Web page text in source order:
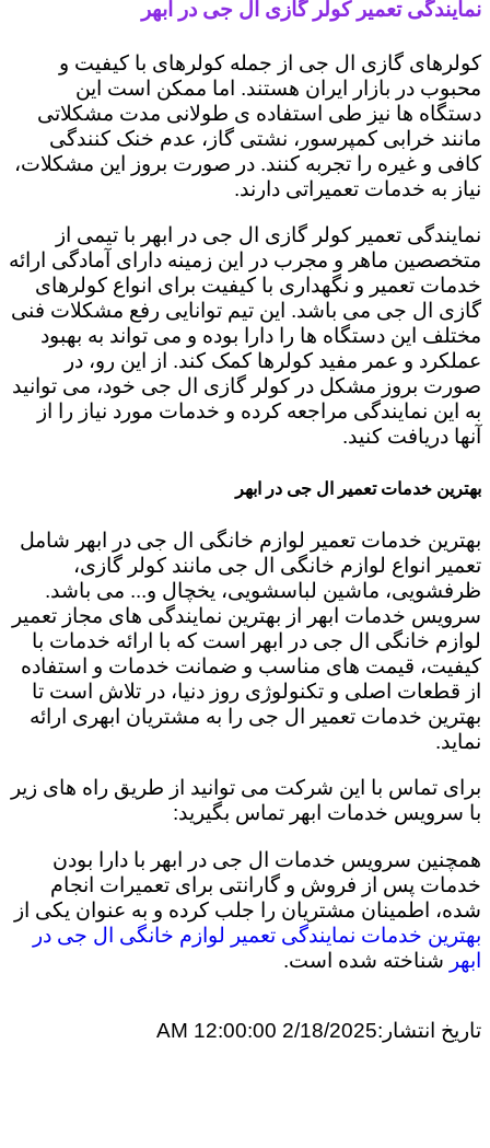
نمایندگی تعمیر کولر گازی ال جی در ابهر
کولرهای گازی ال جی از جمله کولرهای با کیفیت و
محبوب در بازار ایران هستند. اما ممکن است این
دستگاه ها نیز طی استفاده ی طولانی مدت مشکلاتی
مانند خرابی کمپرسور، نشتی گاز، عدم خنک کنندگی
کافی و غیره را تجربه کنند. در صورت بروز این مشکلات،
نیاز به خدمات تعمیراتی دارند.
نمایندگی تعمیر کولر گازی ال جی در ابهر با تیمی از
متخصصین ماهر و مجرب در این زمینه دارای آمادگی ارائه
خدمات تعمیر و نگهداری با کیفیت برای انواع کولرهای
گازی ال جی می باشد. این تیم توانایی رفع مشکلات فنی
مختلف این دستگاه ها را دارا بوده و می تواند به بهبود
عملکرد و عمر مفید کولرها کمک کند. از این رو، در
صورت بروز مشکل در کولر گازی ال جی خود، می توانید
به این نمایندگی مراجعه کرده و خدمات مورد نیاز را از
آنها دریافت کنید.
بهترین خدمات تعمیر ال جی در ابهر
بهترین خدمات تعمیر لوازم خانگی ال جی در ابهر شامل
تعمیر انواع لوازم خانگی ال جی مانند کولر گازی،
ظرفشویی، ماشین لباسشویی، یخچال و... می باشد.
سرویس خدمات ابهر از بهترین نمایندگی های مجاز تعمیر
لوازم خانگی ال جی در ابهر است که با ارائه خدمات با
کیفیت، قیمت های مناسب و ضمانت خدمات و استفاده
از قطعات اصلی و تکنولوژی روز دنیا، در تلاش است تا
بهترین خدمات تعمیر ال جی را به مشتریان ابهری ارائه
نماید.
برای تماس با این شرکت می توانید از طریق راه های زیر
با سرویس خدمات ابهر تماس بگیرید:
همچنین سرویس خدمات ال جی در ابهر با دارا بودن
خدمات پس از فروش و گارانتی برای تعمیرات انجام
شده، اطمینان مشتریان را جلب کرده و به عنوان یکی از
بهترین خدمات نمایندگی تعمیر لوازم خانگی ال جی در
ابهر شناخته شده است.
تاریخ انتشار:2/18/2025 12:00:00 AM